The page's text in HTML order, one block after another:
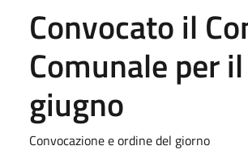
Convocato il
Comunale per
giugno
Convocazione e ordine del giorno